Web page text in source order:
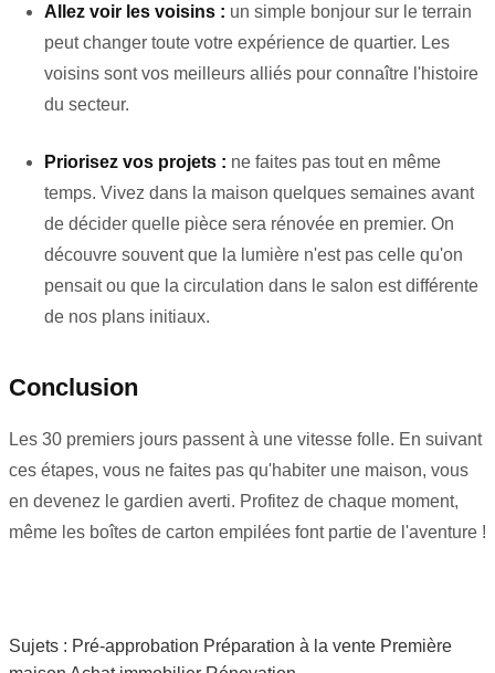
Allez voir les voisins : un simple bonjour sur le terrain
peut changer toute votre expérience de quartier. Les
voisins sont vos meilleurs alliés pour connaître l'histoire
du secteur.
Priorisez vos projets : ne faites pas tout en même
temps. Vivez dans la maison quelques semaines avant
de décider quelle pièce sera rénovée en premier. On
découvre souvent que la lumière n'est pas celle qu'on
pensait ou que la circulation dans le salon est différente
de nos plans initiaux.
Conclusion
Les 30 premiers jours passent à une vitesse folle. En suivant
ces étapes, vous ne faites pas qu'habiter une maison, vous
en devenez le gardien averti. Profitez de chaque moment,
même les boîtes de carton empilées font partie de l'aventure !
Sujets : Pré-approbation Préparation à la vente Première